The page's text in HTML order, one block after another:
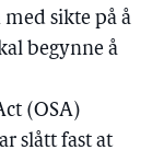
sikte på å
begynne å
(OSA)
slått fast at